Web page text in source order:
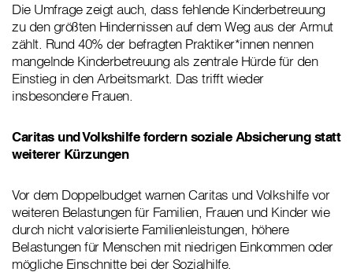
Die Umfrage zeigt auch, dass fehlende Kinderbetreuung
zu den größten Hindernissen auf dem Weg aus der Armut
zählt. Rund 40% der befragten Praktiker*innen nennen
mangelnde Kinderbetreuung als zentrale Hürde für den
Einstieg in den Arbeitsmarkt. Das trifft wieder
insbesondere Frauen.
Caritas und Volkshilfe fordern soziale Absicherung statt
weiterer Kürzungen
Vor dem Doppelbudget warnen Caritas und Volkshilfe vor
weiteren Belastungen für Familien, Frauen und Kinder wie
durch nicht valorisierte Familienleistungen, höhere
Belastungen für Menschen mit niedrigen Einkommen oder
mögliche Einschnitte bei der Sozialhilfe.